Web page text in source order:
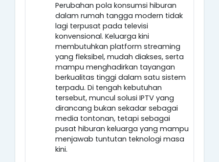
Perubahan pola konsumsi hiburan
dalam rumah tangga modern tidak
lagi terpusat pada televisi
konvensional. Keluarga kini
membutuhkan platform streaming
yang fleksibel, mudah diakses, serta
mampu menghadirkan tayangan
berkualitas tinggi dalam satu sistem
terpadu. Di tengah kebutuhan
tersebut, muncul solusi IPTV yang
dirancang bukan sekadar sebagai
media tontonan, tetapi sebagai
pusat hiburan keluarga yang mampu
menjawab tuntutan teknologi masa
kini.